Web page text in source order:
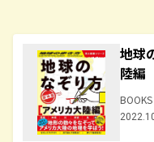
地球
陸編